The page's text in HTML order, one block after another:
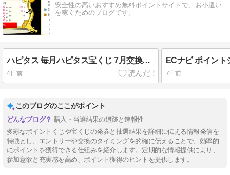
安全性の高いおすすめ無料ポイントサイトで、お小遣い
を稼ぐためのブログです。
ハピタス 毎月ハピタス宝くじ 7月交換分 抽選結果
4日前 7日前
このブログのここがポイント
購入・当選結果の追跡と速報性
多彩なポイントくじや宝くじの発券と抽選結果を詳細に伝える情報発信を
特徴とし、エントリーや交換のタイミングを的確に伝えることで、効率的
にポイントを獲得できる仕組みを紹介します。定期的な情報提供により、
参加意欲と充実感を高め、ポイント獲得のヒントを提供します。